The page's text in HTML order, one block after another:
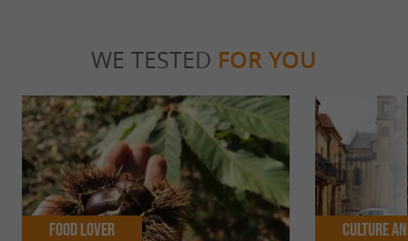
WE TESTED FOR YOU
Food Lover Culture